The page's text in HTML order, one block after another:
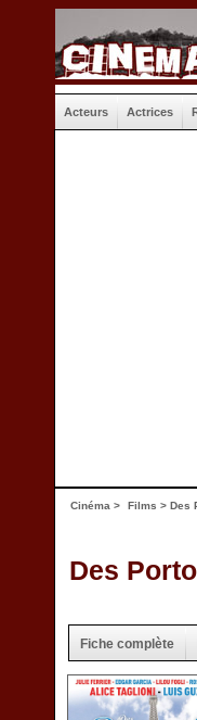
Acteurs Actrices
Cinéma > Films > Des
Des
Fiche complète